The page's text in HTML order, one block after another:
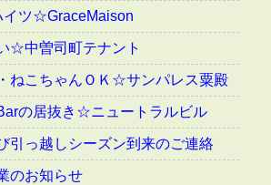
イツ☆GraceMaison
☆中曽司町テナント
ねこちゃんＯＫ☆サンパレス粟殿
の居抜き☆ニュートラルビル
引っ越しシーズン到来のご連絡
のお知らせ